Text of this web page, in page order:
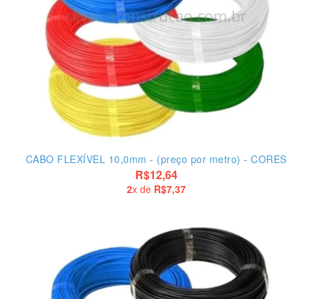
CABO FLEXÍVEL 10,0mm - (preço por metro) - CORES
R$12,64
2x de R$7,37